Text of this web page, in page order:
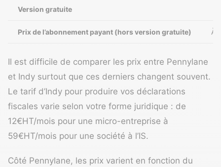
Version gratuite
Prix de l’abonnement payant (hors version gratuite) À
Il est difficile de comparer les prix entre Pennylane
et Indy surtout que ces derniers changent souvent.
Le tarif d’Indy pour produire vos déclarations
fiscales varie selon votre forme juridique : de
12€HT/mois pour une micro-entreprise à
59€HT/mois pour une société à l’IS.
Côté Pennylane, les prix varient en fonction du